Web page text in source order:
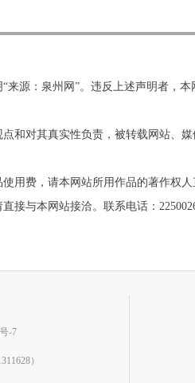
源：泉州网”。违反上述声明者，
对其真实性负责，被转载网站、媒
用费，请本网站所用作品的著作权
与本网站接洽。联系电话：
-7
）